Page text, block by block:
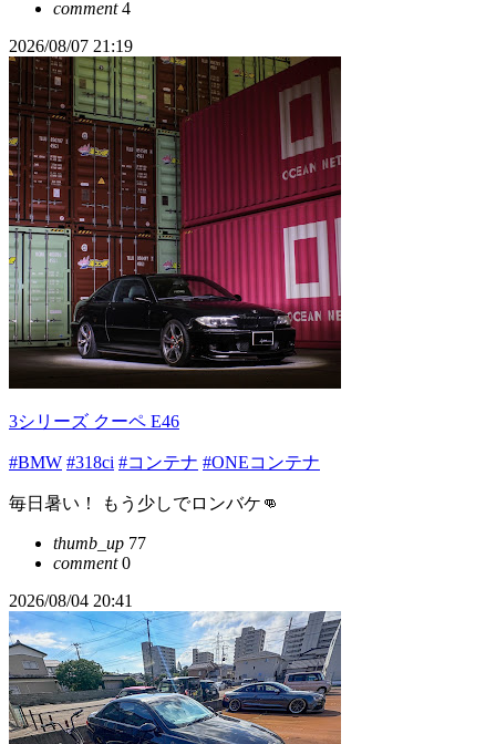
comment4
2026/08/07 21:19
3シリーズ クーペ E46
#BMW #318ci #コンテナ #ONEコンテナ
毎日暑い！ もう少しでロンバケ👊
thumb_up 77
comment0
2026/08/04 20:41